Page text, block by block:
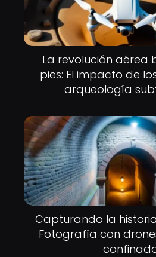
La revolución aérea
pies: El impacto de
arqueología
Capturando la
Fotografía con